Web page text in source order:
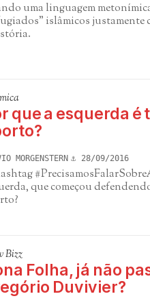
uma linguagem
islâmicos justamente
que a esquerda
MORGENSTERN 28/09/2016
que começou
Bizz
Folha, já não
Duvivier?